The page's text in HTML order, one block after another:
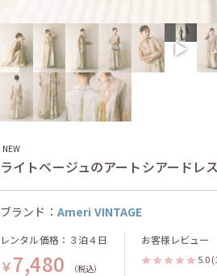
NEW
ライトベージュのアートシアードレ
ブランド： Ameri VINTAGE
レンタル価格：３泊４日
￥7,480 （税込）
お客様レビュー
5.0